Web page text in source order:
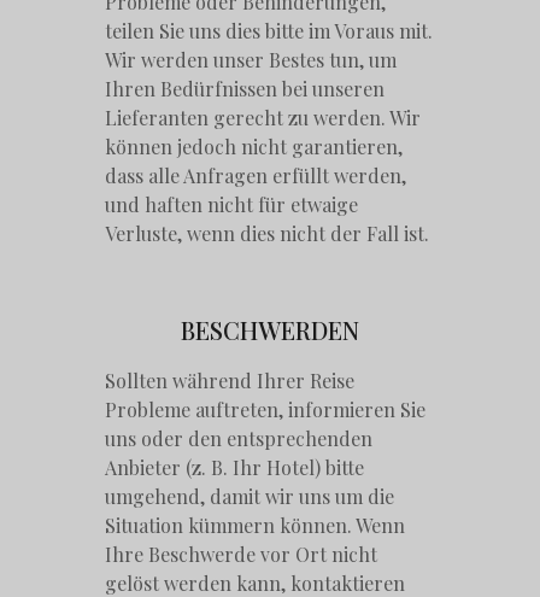
teilen Sie uns dies bitte im Voraus mit.
Wir werden unser Bestes tun, um
Ihren Bedürfnissen bei unseren
Lieferanten gerecht zu werden. Wir
können jedoch nicht garantieren,
dass alle Anfragen erfüllt werden,
und haften nicht für etwaige
Verluste, wenn dies nicht der Fall ist.
BESCHWERDEN
Sollten während Ihrer Reise
Probleme auftreten, informieren Sie
uns oder den entsprechenden
Anbieter (z. B. Ihr Hotel) bitte
umgehend, damit wir uns um die
Situation kümmern können. Wenn
Ihre Beschwerde vor Ort nicht
gelöst werden kann, kontaktieren